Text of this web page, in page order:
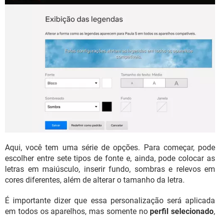
Aqui, você tem uma série de opções. Para começar, pode
escolher entre sete tipos de fonte e, ainda, pode colocar as
letras em maiúsculo, inserir fundo, sombras e relevos em
cores diferentes, além de alterar o tamanho da letra.
É importante dizer que essa personalização será aplicada
em todos os aparelhos, mas somente noperfil selecionado,